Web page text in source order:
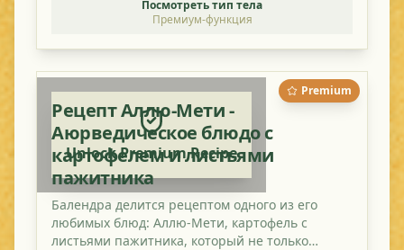
Посмотреть тип тела
Премиум-функция
Premium
Unlock Premium Recipe
Рецепт Аллю-Мети -
Аюрведическое блюдо с
картофелем и листьями
пажитника
Балендра делится рецептом одного из его
любимых блюд: Аллю-Мети, картофель с
листьями пажитника, который не только